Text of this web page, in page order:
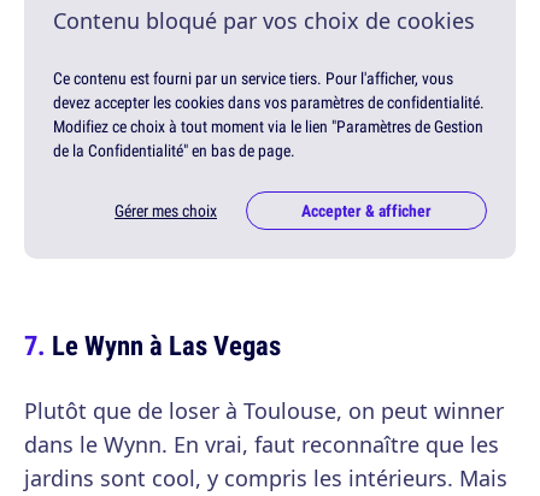
Contenu bloqué par vos choix de cookies
Ce contenu est fourni par un service tiers. Pour l'afficher, vous
devez accepter les cookies dans vos paramètres de confidentialité.
Modifiez ce choix à tout moment via le lien "Paramètres de Gestion
de la Confidentialité" en bas de page.
Gérer mes choix Accepter & afficher
Le Wynn à Las Vegas
Plutôt que de loser à Toulouse, on peut winner
dans le Wynn. En vrai, faut reconnaître que les
jardins sont cool, y compris les intérieurs. Mais